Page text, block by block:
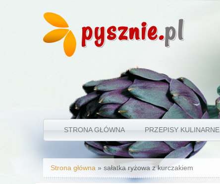
pysznie.pl
STRONA GŁÓWNA PRZEPISY KULINARNE
Jesteś tutaj
Strona główna » sałatka ryżowa z kurczakiem